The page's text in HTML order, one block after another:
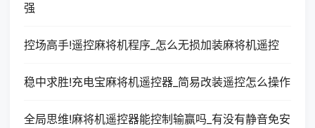
强
控场高手!遥控麻将机程序_怎么无损加装麻将机遥控
稳中求胜!充电宝麻将机遥控器_简易改装遥控怎么操作
全局思维!麻将机遥控器能控制输赢吗_有没有静音免安